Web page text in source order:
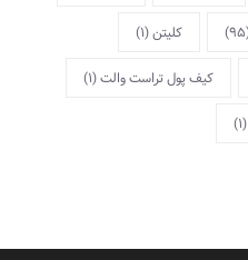
کلیتن(1)
کیف پول تراست والت(1)
(1)